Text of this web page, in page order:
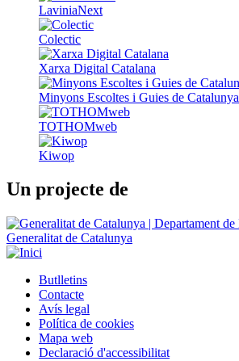
LaviniaNext
Colectic
Xarxa Digital Catalana
Minyons Escoltes i Guies de Catalunya
TOTHOMweb
Kiwop
Un projecte de
Generalitat de Catalunya
Peu
Butlletins
Contacte
Avís legal
Política de cookies
Mapa web
Declaració d'accessibilitat